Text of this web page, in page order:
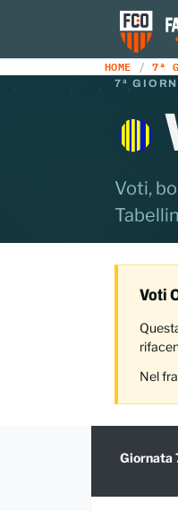
HOME 7ª
7ª
Voti,
Voti
Nel
Giornata